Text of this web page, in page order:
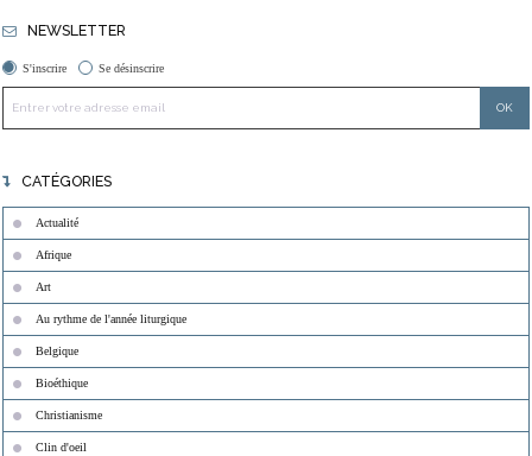
NEWSLETTER
S'inscrire Se désinscrire
CATÉGORIES
Actualité
Afrique
Art
Au rythme de l'année liturgique
Belgique
Bioéthique
Christianisme
Clin d'oeil